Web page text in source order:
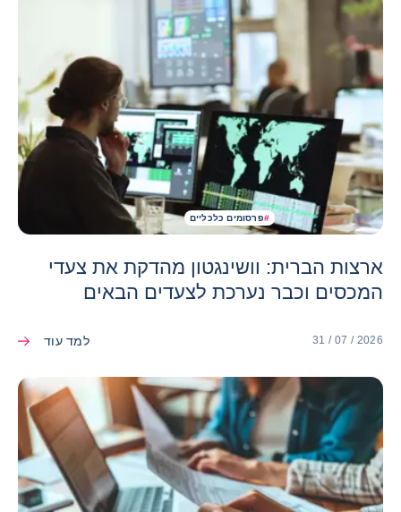
#פרסומים כלכליים
ארצות הברית: וושינגטון מהדקת את צעדי
המכסים וכבר נערכת לצעדים הבאים
31 / 07 / 2026 למד עוד